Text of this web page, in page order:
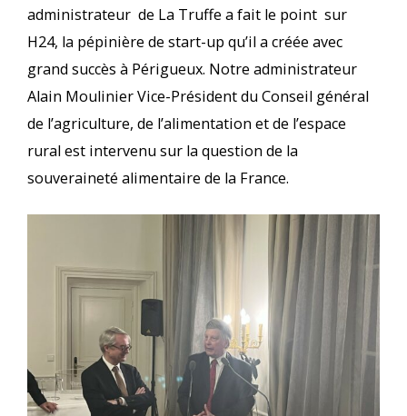
administrateur de La Truffe a fait le point sur
H24, la pépinière de start-up qu’il a créée avec
grand succès à Périgueux. Notre administrateur
Alain Moulinier Vice-Président du Conseil général
de l’agriculture, de l’alimentation et de l’espace
rural est intervenu sur la question de la
souveraineté alimentaire de la France.